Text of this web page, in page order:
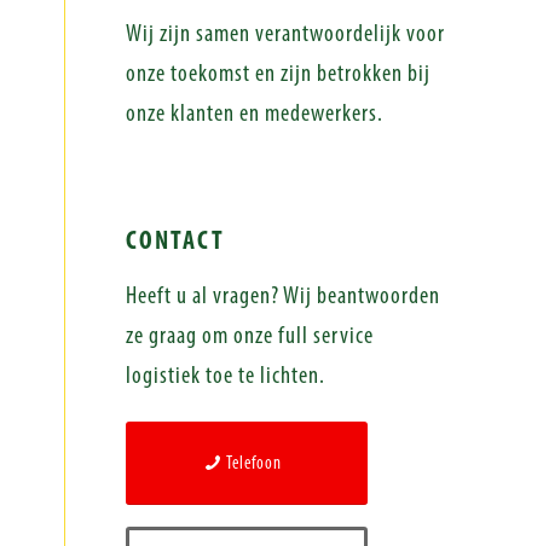
Wij zijn samen verantwoordelijk voor
onze toekomst en zijn betrokken bij
onze klanten en medewerkers.
CONTACT
Heeft u al vragen? Wij beantwoorden
ze graag om onze full service
logistiek toe te lichten.
Telefoon